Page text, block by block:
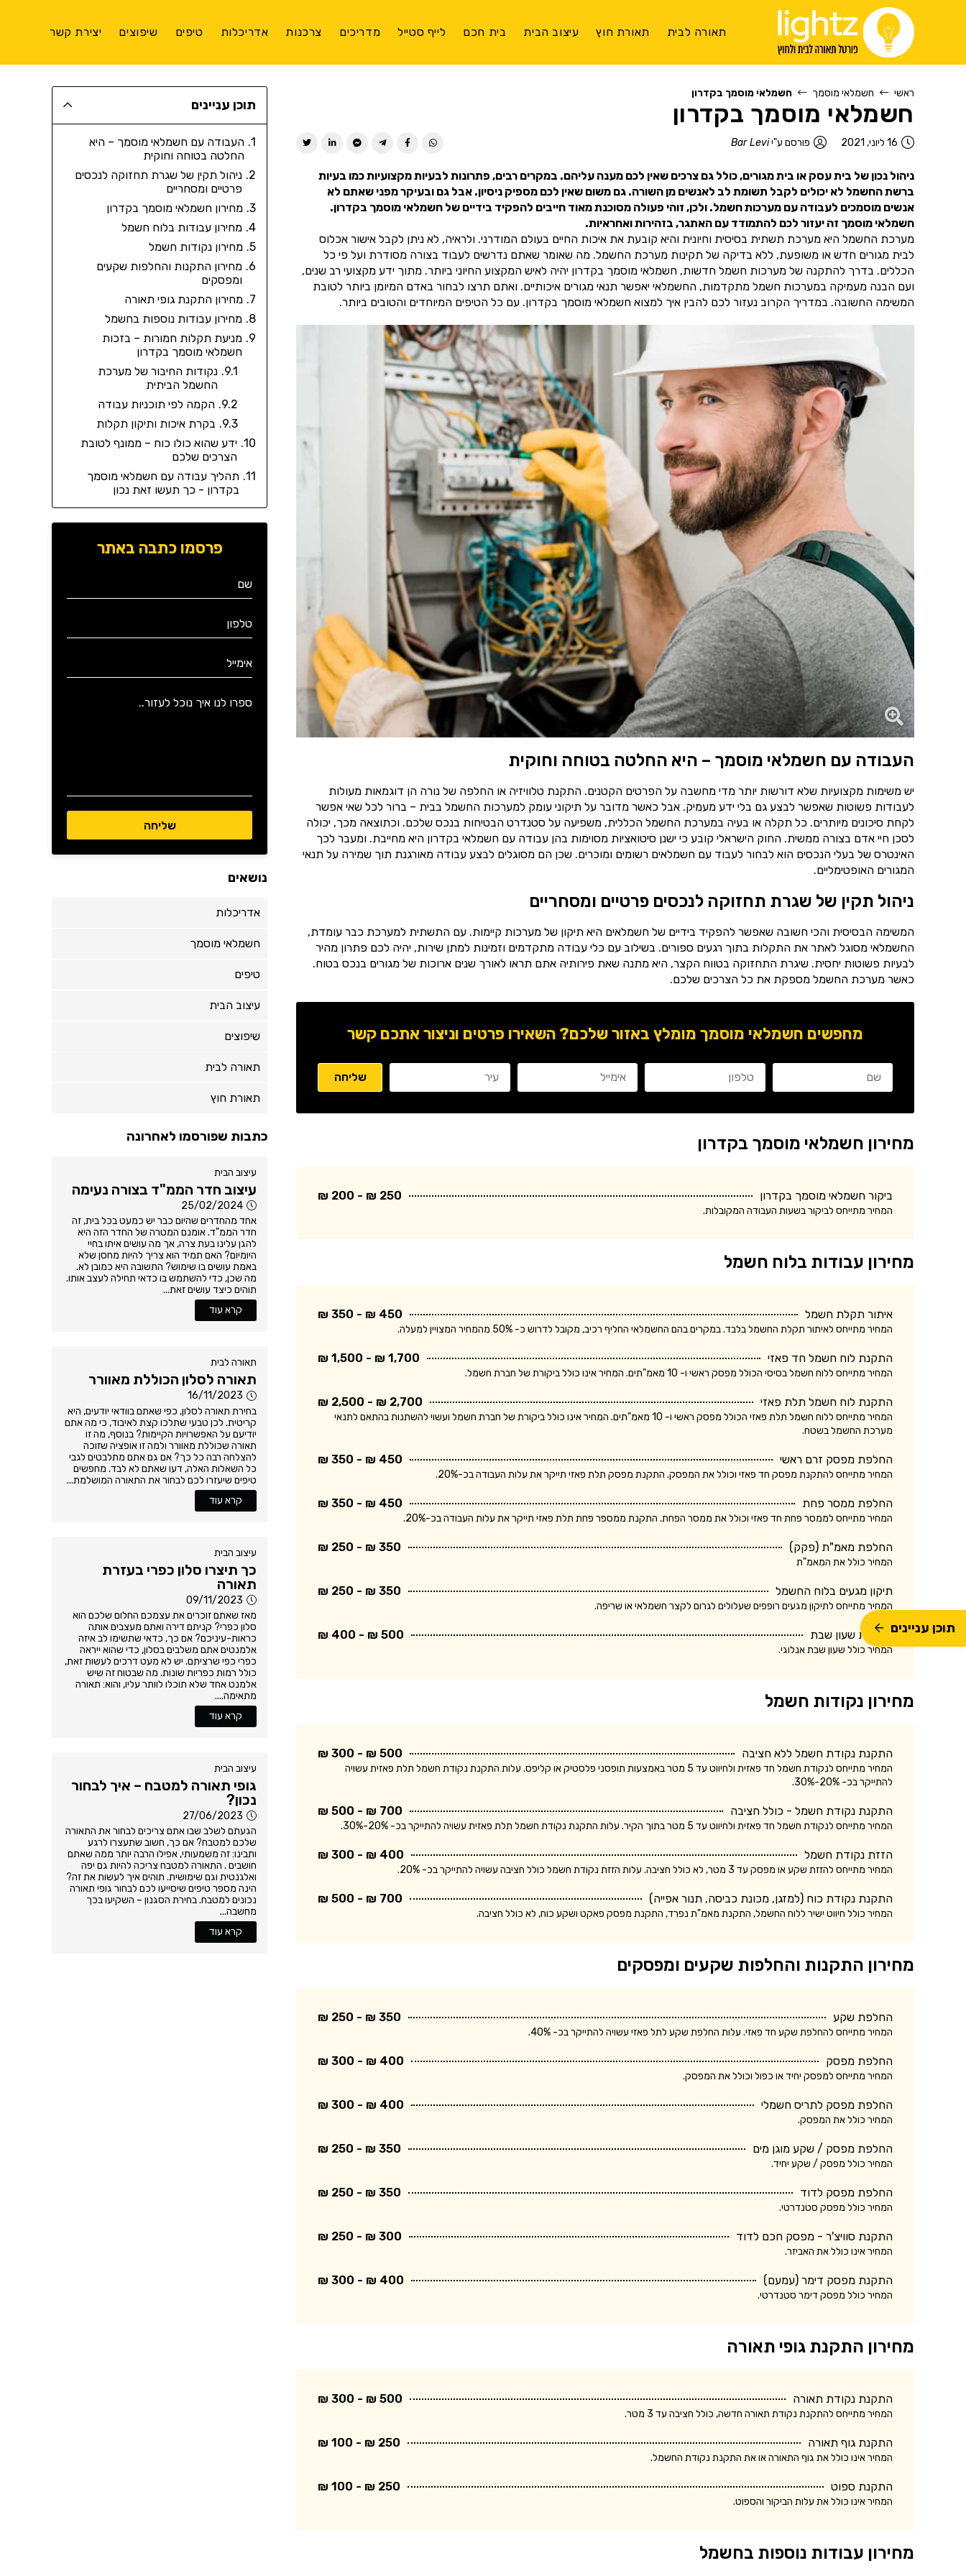
תאורה לבית תאורת חוץ עיצוב הבית בית חכם לייף סטייל מדריכים צרכנות אדריכלות טיפים שיפוצים יצירת קשר
ראשי חשמלאי מוסמך חשמלאי מוסמך בקדרון
חשמלאי מוסמך בקדרון
16 ליוני, 2021 פורסם ע"יBar Levi
ניהול נכון של בית עסק או בית מגורים, כולל גם צרכים שאין לכם מענה עליהם. במקרים רבים, פתרונות לבעיות מקצועיות כמו בעיות
ברשת החשמל לא יכולים לקבל תשומת לב לאנשים מן השורה. גם משום שאין לכם מספיק ניסיון. אבל גם ובעיקר מפני שאתם לא
אנשים מוסמכים לעבודה עם מערכות חשמל. ולכן, זוהי פעולה מסוכנת מאוד חייבים להפקיד בידיים של חשמלאי מוסמך בקדרון.
חשמלאי מוסמך זה יעזור לכם להתמודד עם האתגר, בזהירות ואחראיות.
מערכת החשמל היא מערכת תשתית בסיסית וחיונית והיא קובעת את איכות החיים בעולם המודרני. ולראיה, לא ניתן לקבל אישור אכלוס
לבית מגורים חדש או משופעת, ללא בדיקה של תקינות מערכת החשמל. מה שאומר שאתם נדרשים לעבוד בצורה מסודרת ועל פי כל
הכללים. בדרך להתקנה של מערכות חשמל חדשות, חשמלאי מוסמך בקדרון יהיה לאיש המקצוע החיוני ביותר. מתוך ידע מקצועי רב שנים,
ועם הבנה מעמיקה במערכות חשמל מתקדמות, החשמלאי יאפשר תנאי מגורים איכותיים. ואתם תרצו לבחור באדם המיומן ביותר לטובת
המשימה החשובה. במדריך הקרוב נעזור לכם להבין איך למצוא חשמלאי מוסמך בקדרון. עם כל הטיפים המיוחדים והטובים ביותר.
העבודה עם חשמלאי מוסמך – היא החלטה בטוחה וחוקית
יש משימות מקצועיות שלא דורשות יותר מדי מחשבה על הפרטים הקטנים. התקנת טלוויזיה או החלפה של נורה הן דוגמאות מעולות
לעבודות פשוטות שאפשר לבצע גם בלי ידע מעמיק. אבל כאשר מדובר על תיקוני עומק למערכות החשמל בבית – ברור לכל שאי אפשר
לקחת סיכונים מיותרים. כל תקלה או בעיה במערכת החשמל הכללית, משפיעה על סטנדרט הבטיחות בנכס שלכם. וכתוצאה מכך, יכולה
לסכן חיי אדם בצורה ממשית. החוק הישראלי קובע כי ישנן סיטואציות מסוימות בהן עבודה עם חשמלאי בקדרון היא מחייבת. ומעבר לכך
האינטרס של בעלי הנכסים הוא לבחור לעבוד עם חשמלאים רשומים ומוכרים. שכן הם מסוגלים לבצע עבודה מאורגנת תוך שמירה על תנאי
המגורים האופטימליים.
ניהול תקין של שגרת תחזוקה לנכסים פרטיים ומסחריים
המשימה הבסיסית והכי חשובה שאפשר להפקיד בידיים של חשמלאים היא תיקון של מערכות קיימות. עם התשתית למערכת כבר עומדת,
החשמלאי מסוגל לאתר את התקלות בתוך רגעים ספורים. בשילוב עם כלי עבודה מתקדמים וזמינות למתן שירות, יהיה לכם פתרון מהיר
לבעיות פשוטות יחסית. שיגרת התחזוקה בטווח הקצר, היא מתנה שאת פירותיה אתם תראו לאורך שנים ארוכות של מגורים בנכס בטוח.
כאשר מערכת החשמל מספקת את כל הצרכים שלכם.
מחפשים חשמלאי מוסמך מומלץ באזור שלכם? השאירו פרטים וניצור אתכם קשר
מחירון חשמלאי מוסמך בקדרון
ביקור חשמלאי מוסמך בקדרון 250 ₪ - 200 ₪
המחיר מתייחס לביקור בשעות העבודה המקובלות.
מחירון עבודות בלוח חשמל
איתור תקלת חשמל 450 ₪ - 350 ₪
המחיר מתייחס לאיתור תקלת החשמל בלבד. במקרים בהם החשמלאי החליף רכיב, מקובל לדרוש כ- 50% מהמחיר המצויין למעלה.
התקנת לוח חשמל חד פאזי 1,700 ₪ - 1,500 ₪
המחיר מתייחס ללוח חשמל בסיסי הכולל מפסק ראשי ו- 10 מאמ"תים. המחיר אינו כולל ביקורת של חברת חשמל.
התקנת לוח חשמל תלת פאזי 2,700 ₪ - 2,500 ₪
המחיר מתייחס ללוח חשמל תלת פאזי הכולל מפסק ראשי ו- 10 מאמ"תים. המחיר אינו כולל ביקורת של חברת חשמל ועשוי להשתנות בהתאם לתנאי
מערכת החשמל בשטח.
החלפת מפסק זרם ראשי 450 ₪ - 350 ₪
המחיר מתייחס להתקנת מפסק חד פאזי וכולל את המפסק. התקנת מפסק תלת פאזי תייקר את עלות העבודה בכ-20%.
החלפת ממסר פחת 450 ₪ - 350 ₪
המחיר מתייחס לממסר פחת חד פאזי וכולל את ממסר הפחת. התקנת ממספר פחת תלת פאזי תייקר את עלות העבודה בכ-20%.
החלפת מאמ"ת (פקק) 350 ₪ - 250 ₪
המחיר כולל את המאמ"ת
תיקון מגעים בלוח החשמל 350 ₪ - 250 ₪
המחיר מתייחס לתיקון מגעים רופפים שעלולים לגרום לקצר חשמלאי או שריפה.
התקנת שעון שבת 500 ₪ - 400 ₪
המחיר כולל שעון שבת אנלוגי.
מחירון נקודות חשמל
התקנת נקודת חשמל ללא חציבה 500 ₪ - 300 ₪
המחיר מתייחס לנקודת חשמל חד פאזית ולחיווט עד 5 מטר באמצעות תופסני פלסטיק או קליפס. עלות התקנת נקודת חשמל תלת פאזית עשויה
להתייקר בכ- 20%-30%.
התקנת נקודת חשמל - כולל חציבה 700 ₪ - 500 ₪
המחיר מתייחס לנקודת חשמל חד פאזית ולחיווט עד 5 מטר בתוך הקיר. עלות התקנת נקודת חשמל תלת פאזית עשויה להתייקר בכ- 20%-30%.
הזזת נקודת חשמל 400 ₪ - 300 ₪
המחיר מתייחס להזזת שקע או מפסק עד 3 מטר, לא כולל חציבה. עלות הזזת נקודת חשמל כולל חציבה עשויה להתייקר בכ- 20%.
התקנת נקודת כוח (למזגן, מכונת כביסה, תנור אפייה) 700 ₪ - 500 ₪
המחיר כולל חיווט ישיר ללוח החשמל, התקנת מאמ"ת נפרד, התקנת מפסק פאקט ושקע כוח, לא כולל חציבה.
מחירון התקנות והחלפות שקעים ומפסקים
החלפת שקע 350 ₪ - 250 ₪
המחיר מתייחס להחלפת שקע חד פאזי. עלות החלפת שקע לתל פאזי עשויה להתייקר בכ- 40%.
החלפת מפסק 400 ₪ - 300 ₪
המחיר מתייחס למפסק יחיד או כפול וכולל את המפסק.
החלפת מפסק לתריס חשמלי 400 ₪ - 300 ₪
המחיר כולל את המפסק.
החלפת מפסק / שקע מוגן מים 350 ₪ - 250 ₪
המחיר כולל מפסק / שקע יחיד.
החלפת מפסק לדוד 350 ₪ - 250 ₪
המחיר כולל מפסק סטנדרטי.
התקנת סוויצ'ר - מפסק חכם לדוד 300 ₪ - 250 ₪
המחיר אינו כולל את האביזר.
התקנת מפסק דימר (עמעם) 400 ₪ - 300 ₪
המחיר כולל מפסק דימר סטנדרטי.
מחירון התקנת גופי תאורה
התקנת נקודת תאורה 500 ₪ - 300 ₪
המחיר מתייחס להתקנת נקודת תאורה חדשה, כולל חציבה עד 3 מטר.
התקנת גוף תאורה 250 ₪ - 100 ₪
המחיר אינו כולל את גוף התאורה או את התקנת נקודת החשמל.
התקנת ספוט 250 ₪ - 100 ₪
המחיר אינו כולל את עלות הביקור והספוט.
מחירון עבודות נוספות בחשמל
תוכן עניינים
העבודה עם חשמלאי מוסמך – היא
החלטה בטוחה וחוקית
ניהול תקין של שגרת תחזוקה לנכסים
פרטיים ומסחריים
מחירון חשמלאי מוסמך בקדרון
מחירון עבודות בלוח חשמל
מחירון נקודות חשמל
מחירון התקנות והחלפות שקעים
ומפסקים
מחירון התקנת גופי תאורה
מחירון עבודות נוספות בחשמל
מניעת תקלות חמורות – בזכות
חשמלאי מוסמך בקדרון
נקודות החיבור של מערכת
החשמל הביתית
הקמה לפי תוכניות עבודה
בקרת איכות ותיקון תקלות
ידע שהוא כולו כוח – ממונף לטובת
הצרכים שלכם
תהליך עבודה עם חשמלאי מוסמך
בקדרון - כך תעשו זאת נכון
פרסמו כתבה באתר
נושאים
אדריכלות
חשמלאי מוסמך
טיפים
עיצוב הבית
שיפוצים
תאורה לבית
תאורת חוץ
כתבות שפורסמו לאחרונה
עיצוב הבית
עיצוב חדר הממ"ד בצורה נעימה
25/02/2024
אחד מהחדרים שהיום כבר יש כמעט בכל בית, זה
חדר הממ"ד. אומנם המטרה של החדר הזה היא
להגן עלינו בעת צרה, אך מה עושים איתו בחיי
היומיום? האם תמיד הוא צריך להיות מחסן שלא
באמת עושים בו שימוש? התשובה היא כמובן לא.
מה שכן, כדי להשתמש בו כדאי תחילה לעצב אותו.
תוהים כיצד עושים זאת...
קרא עוד
תאורה לבית
תאורה לסלון הכוללת מאוורר
16/11/2023
בחירת תאורה לסלון, כפי שאתם בוודאי יודעים, היא
קריטית. לכן טבעי שתלכו קצת לאיבוד, כי מה אתם
יודיעם על האפשרויות הקיימות? בנוסף, מה זו
תאורה שכוללת מאוורר ולמה זו אופציה שזוכה
להצלחה רבה כל כך? אם גם אתם מתלבטים לגבי
כל השאלות האלה, דעו שאתם לא לבד. מחפשים
טיפים שיעזרו לכם לבחור את התאורה המושלמת...
קרא עוד
עיצוב הבית
כך תיצרו סלון כפרי בעזרת
תאורה
09/11/2023
מאז שאתם זוכרים את עצמכם החלום שלכם הוא
סלון כפרי? קניתם דירה ואתם מעצבים אותה
כראות-עיניכם? אם כך, כדאי שתשימו לב איזה
אלמנטים אתם משלבים בסלון, כדי שהוא ייראה
כפרי כפי שרציתם. יש לא מעט דרכים לעשות זאת,
כולל רמות כפריות שונות. מה שבטוח זה שיש
אלמנט אחד שלא תוכלו לוותר עליו, והוא: תאורה
מתאימה....
קרא עוד
עיצוב הבית
גופי תאורה למטבח – איך לבחור
נכון?
27/06/2023
הגעתם לשלב שבו אתם צריכים לבחור את התאורה
שלכם למטבח? אם כך, חשוב שתעצרו לרגע
ותבינו: זה משמעותי, אפילו הרבה יותר ממה שאתם
חושבים . התאורה למטבח צריכה להיות גם יפה
ואלגנטית וגם שימושית. תוהים איך לעשות את זה?
הינה מספר טיפים שיסייעו לכם לבחור גופי תאורה
נכונים למטבח. בחירת הסגנון – השקיעו בכך
מחשבה...
קרא עוד
תוכן עניינים